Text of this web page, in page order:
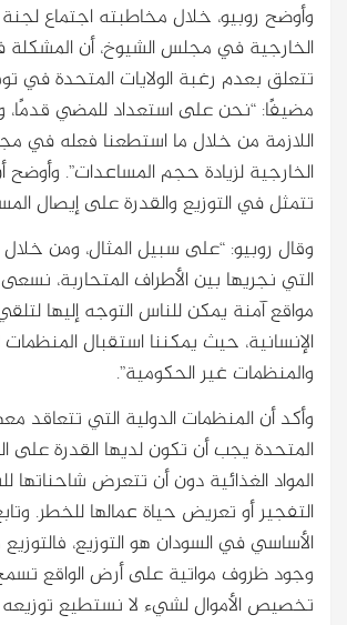
وأوضح روبيو، خلال مخاطبته اجتماع لجنة
الخارجية في مجلس الشيوخ، أن المشكلة
تتعلق بعدم رغبة الولايات المتحدة في
مضيفًا: “نحن على استعداد للمضي قدمًا،
اللازمة من خلال ما استطعنا فعله في
الخارجية لزيادة حجم المساعدات”. وأوضح
تتمثل في التوزيع والقدرة على إيصال
وقال روبيو: “على سبيل المثال، ومن
التي نجريها بين الأطراف المتحاربة،
مواقع آمنة يمكن للناس التوجه إليها
الإنسانية، حيث يمكننا استقبال المنظمات
والمنظمات غير الحكومية”.
وأكد أن المنظمات الدولية التي تتعاقد
المتحدة يجب أن تكون لديها القدرة على
المواد الغذائية دون أن تتعرض شاحناتها
التفجير أو تعريض حياة عمالها للخطر.
الأساسي في السودان هو التوزيع،
وجود ظروف مواتية على أرض الواقع
تخصيص الأموال لشيء لا نستطيع